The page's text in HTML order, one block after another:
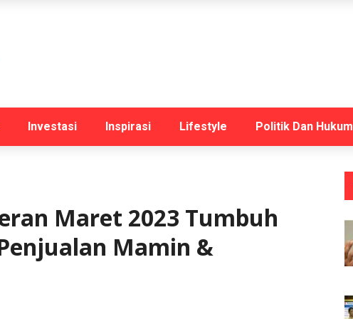
Investasi Inspirasi Lifestyle Politik Dan Hukum
Maret 2023 Tumbuh
Mamin &